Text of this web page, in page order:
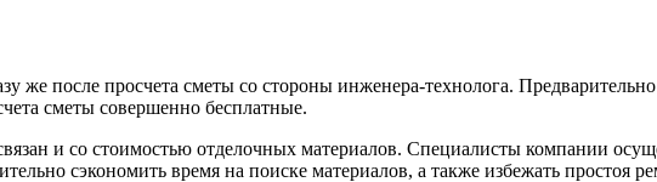
же после просчета сметы со стороны инженера-технолога.
сметы совершенно бесплатные.
и со стоимостью отделочных материалов. Специалисты компании
сэкономить время на поиске материалов, а также избежать простоя